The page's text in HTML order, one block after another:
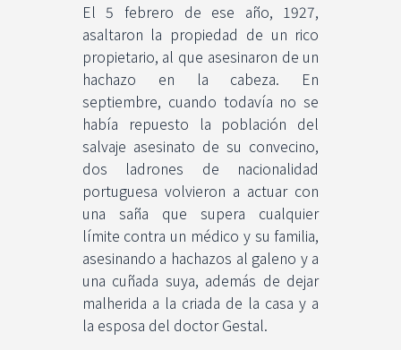
El 5 febrero de ese año, 1927,
asaltaron la propiedad de un rico
propietario, al que asesinaron de un
hachazo en la cabeza. En
septiembre, cuando todavía no se
había repuesto la población del
salvaje asesinato de su convecino,
dos ladrones de nacionalidad
portuguesa volvieron a actuar con
una saña que supera cualquier
límite contra un médico y su familia,
asesinando a hachazos al galeno y a
una cuñada suya, además de dejar
malherida a la criada de la casa y a
la esposa del doctor Gestal.